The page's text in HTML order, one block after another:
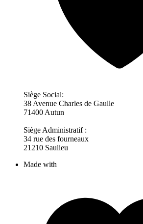
Siège Social:
38 Avenue Charles de Gaulle
71400 Autun
Siège Administratif :
34 rue des fourneaux
21210 Saulieu
Made with